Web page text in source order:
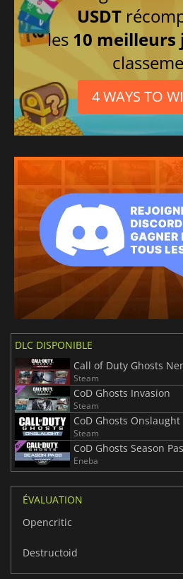
USDT
les 10 meilleurs
4 WAYS TO
DLC DISPONIBLE
Call of Duty Ghosts
Steam
CoD Ghosts Invasion
Steam
CoD Ghosts Onslaught
Steam
CoD Ghosts Season
Eneba
ÉVALUATION
Opencritic
Destructoid